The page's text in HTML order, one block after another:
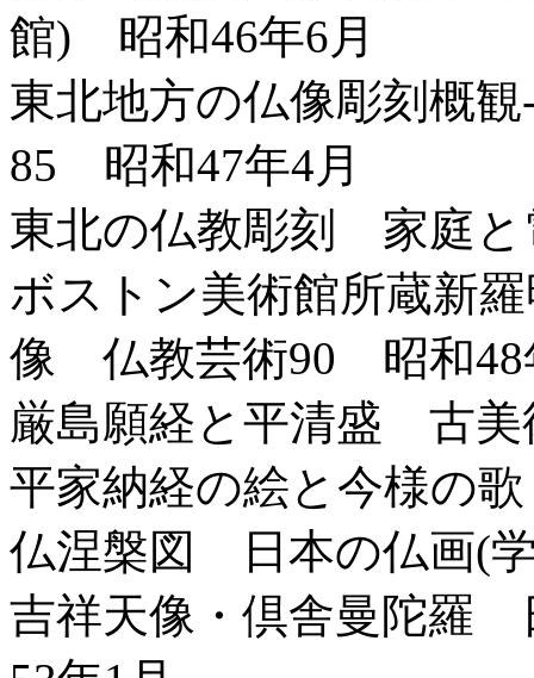
館) 昭和46年6月
東北地方の仏像彫刻概
85 昭和47年4月
東北の仏教彫刻 家庭
ボストン美術館所蔵新
像 仏教芸術90 昭和48
厳島願経と平清盛 古
平家納経の絵と今様の
仏涅槃図 日本の仏画(
吉祥天像・倶舎曼陀羅